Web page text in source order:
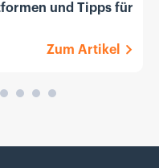
und Tipps für
Zum Artikel